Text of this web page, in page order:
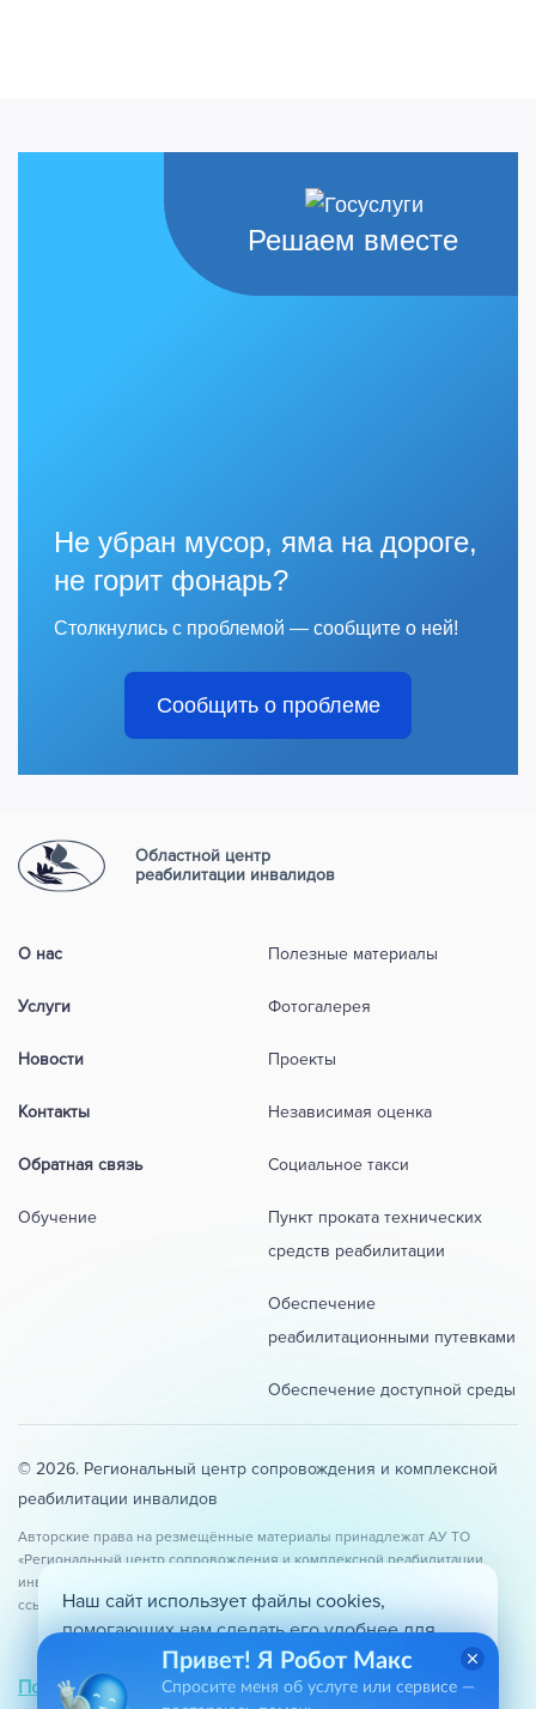
Решаем вместе
Не убран мусор, яма на дороге,
не горит фонарь?
Столкнулись с проблемой — сообщите о ней!
Сообщить о проблеме
Областной центр
реабилитации инвалидов
О нас
Услуги
Новости
Контакты
Обратная связь
Полезные материалы
Фотогалерея
Проекты
Независимая оценка
Социальное такси
Пункт проката технических
средств реабилитации
Обеспечение
реабилитационными путевками
Обеспечение доступной среды
Обучение
© 2026. Региональный центр сопровождения и комплексной
реабилитации инвалидов
Авторские права на резмещённые материалы принадлежат АУ ТО
«Региональный центр сопровождения и комплексной реабилитации
инвалидов». При копировании и использовании материалов сайта
ссылка на оригинал обязательна.
Политика конфиденциальности Карта сайта
Наш сайт использует файлы cookies,
помогающих нам сделать его удобнее для
вас. Продолжая использовать сайт, вы даете
согласие на обработку персональных данных.
Привет! Я Робот Макс
Спросите меня об услуге или сервисе —